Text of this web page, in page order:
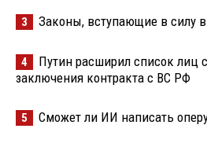
3 Законы, вступающие в силу в
4
Путин расширил список лиц
заключения контракта с ВС РФ
5 Сможет ли ИИ написать